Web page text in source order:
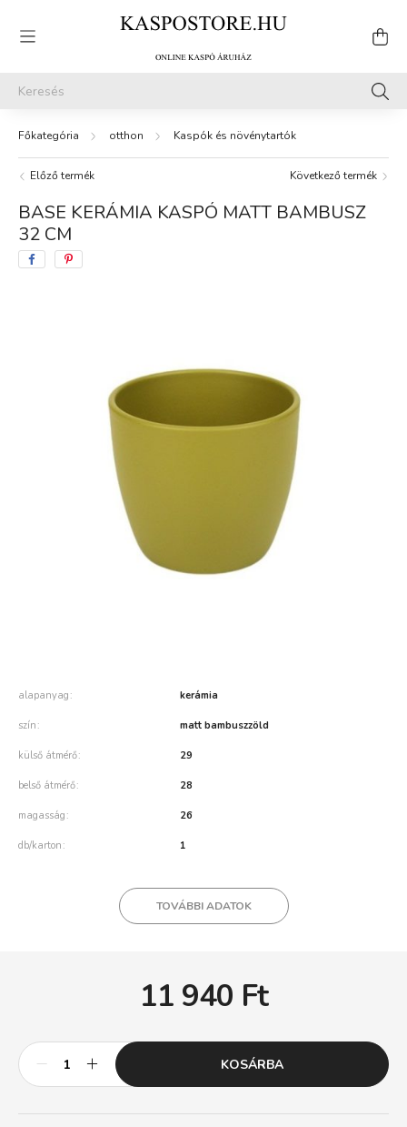
otthon Kaspók és növénytartók
Előző termék Következő termék
BASE KERÁMIA KASPÓ MATT BAMBUSZ
32 CM
alapanyag kerámia
szín matt bambuszzöld
külső átmérő 29
belső átmérő 28
magasság 26
db/karton 1
TOVÁBBI ADATOK
11 940 Ft
KOSÁRBA